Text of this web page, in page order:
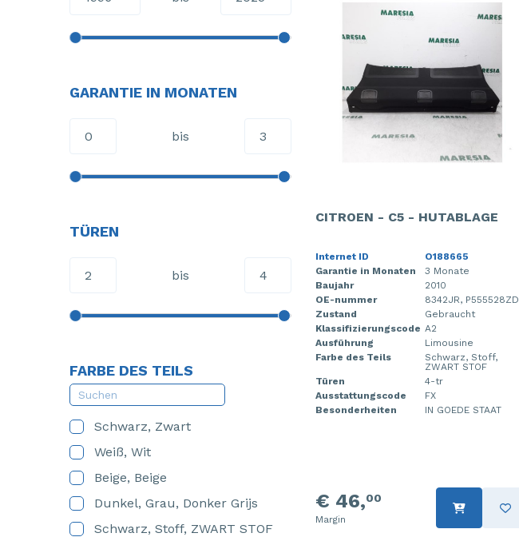
GARANTIE IN MONATEN
bis
TÜREN
bis
FARBE DES TEILS
Schwarz, Zwart
Weiß, Wit
Beige, Beige
Dunkel, Grau, Donker Grijs
Schwarz, Stoff, ZWART STOF
CITROEN - C5 - HUTABLAGE
Internet ID
O188665
Garantie in Monaten
3 Monate
Baujahr
2010
OE-nummer
8342JR, P555528ZD
Zustand
Gebraucht
Klassifizierungscode A2
Ausführung
Limousine
Farbe des Teils
Schwarz, Stoff,
ZWART STOF
Türen
4-tr
Ausstattungscode
FX
Besonderheiten
IN GOEDE STAAT
€ 46,00
Margin